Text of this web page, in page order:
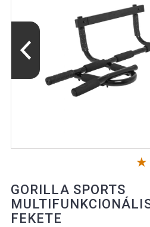
GORILLA SPORTS
FEKETE